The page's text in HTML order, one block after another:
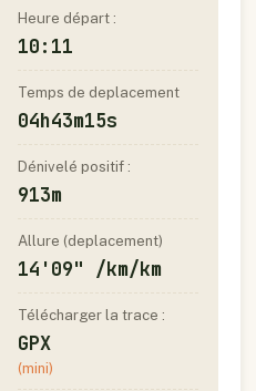
Heure départ :
10:11
Temps de deplacement
04h43m15s
Dénivelé positif :
913m
Allure (deplacement)
14'09" /km/km
Télécharger la trace :
GPX
(mini)